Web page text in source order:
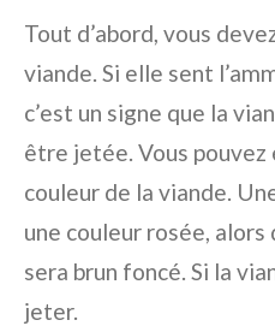
Tout d’abord, vous
viande. Si elle sent
c’est un signe que la
être jetée. Vous
couleur de la viande.
une couleur rosée, alors
sera brun foncé. Si la
jeter.